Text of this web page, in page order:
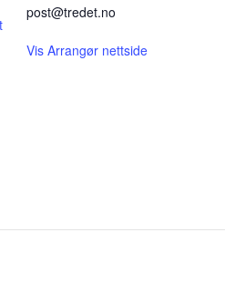
post@tredet.no
Vis Arrangør nettside